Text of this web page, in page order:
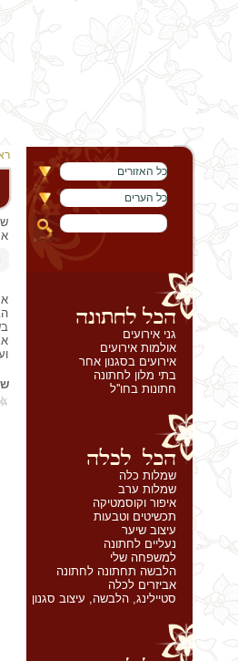
כל האזורים
כל הערים
גני אירועים
אולמות אירועים
אירועים בסגנון אחר
בתי מלון לחתונה
חתונות בחו''ל
שמלות כלה
שמלות ערב
איפור וקוסמטיקה
תכשיטים וטבעות
עיצוב שיער
נעליים לחתונה
למשפחה שלי
הלבשה תחתונה לחתונה
אביזרים לכלה
סטיילינג, הלבשה, עיצוב סגנון